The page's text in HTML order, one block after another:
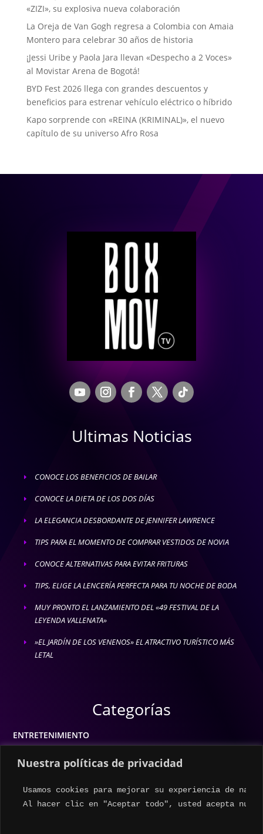
Nuestra políticas de privacidad
Usamos cookies para mejorar su experiencia de
Al hacer clic en "Aceptar todo", usted acepta
«ZIZI», su explosiva nueva colaboración
La Oreja de Van Gogh regresa a Colombia con Amaia
Montero para celebrar 30 años de historia
¡Jessi Uribe y Paola Jara llevan «Despecho a 2 Voces»
al Movistar Arena de Bogotá!
BYD Fest 2026 llega con grandes descuentos y
beneficios para estrenar vehículo eléctrico o híbrido
Kapo sorprende con «REINA (KRIMINAL)», el nuevo
capítulo de su universo Afro Rosa
Ultimas Noticias
E CONOCE LOS BENEFICIOS DE BAILAR
E CONOCE LA DIETA DE LOS DOS DÍAS
E LA ELEGANCIA DESBORDANTE DE JENNIFER LAWRENCE
E TIPS PARA EL MOMENTO DE COMPRAR VESTIDOS DE NOVIA
E CONOCE ALTERNATIVAS PARA EVITAR FRITURAS
E TIPS, ELIGE LA LENCERÍA PERFECTA PARA TU NOCHE DE BODA
E
MUY PRONTO EL LANZAMIENTO DEL «49 FESTIVAL DE LA
LEYENDA VALLENATA»
E
»EL JARDÍN DE LOS VENENOS» EL ATRACTIVO TURÍSTICO MÁS
LETAL
Categorías
ENTRETENIMIENTO
ESTILO DE VIDA